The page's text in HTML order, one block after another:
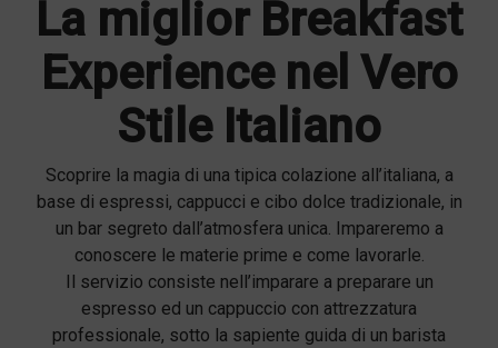
La miglior Breakfast
Experience nel Vero
Stile Italiano
Scoprire la magia di una tipica colazione all’italiana, a
base di espressi, cappucci e cibo dolce tradizionale, in
un bar segreto dall’atmosfera unica. Impareremo a
conoscere le materie prime e come lavorarle.
Il servizio consiste nell’imparare a preparare un
espresso ed un cappuccio con attrezzatura
professionale, sotto la sapiente guida di un barista